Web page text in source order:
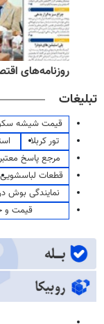
روزنامه‌های اقتصادی
تبلیغات
قیمت شیشه
تور کربلا
مرجع پاسخ
قطعات لباسشویی
نمایندگی بوش
قیمت و